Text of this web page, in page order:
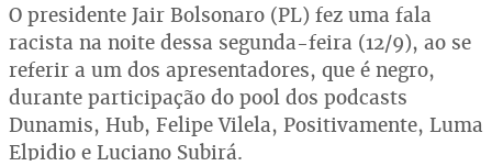
O presidente Jair Bolsonaro (PL) fez uma fala
racista na noite dessa segunda-feira (12/9), ao se
referir a um dos apresentadores, que é negro,
durante participação do pool dos podcasts
Dunamis, Hub, Felipe Vilela, Positivamente, Luma
Elpidio e Luciano Subirá.